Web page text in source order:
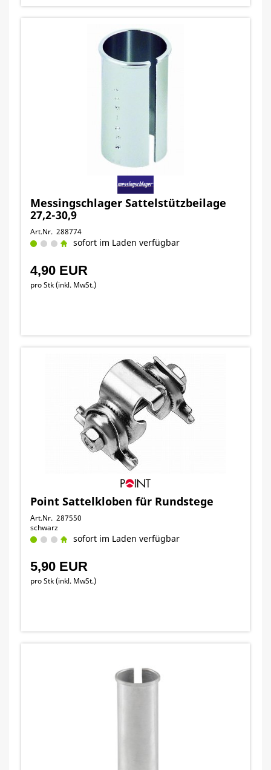
Messingschlager Sattelstützbeilage
27,2-30,9
Art.Nr. 288774
sofort im Laden verfügbar
4,90 EUR
pro Stk (inkl. MwSt.)
Point Sattelkloben für Rundstege
Art.Nr. 287550
schwarz
sofort im Laden verfügbar
5,90 EUR
pro Stk (inkl. MwSt.)